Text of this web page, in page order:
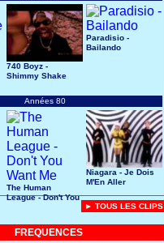
740 Boyz -
Shimmy Shake
Paradisio -
Bailando
Années 80
The Human
League - Don't You
Niagara - Je Dois
M'En Aller
► TOUS LES CLIPS
FREQUENCES